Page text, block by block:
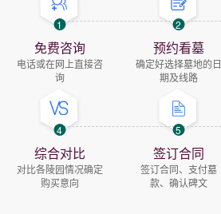
1
免费咨询
电话或在网上直接咨
询
2
预约看墓
确定好选择墓地的日
期及线路
4
综合对比
对比各陵园情况确定
购买意向
5
签订合同
签订合同、支付墓
款、确认碑文